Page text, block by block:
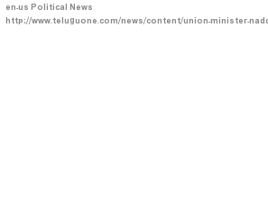
en-usPolitical News
http://www.teluguone.com/news/content/union-minister-